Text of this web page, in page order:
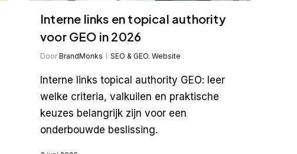
Interne links en topical authority
voor GEO in 2026
Door BrandMonks SEO & GEO, Website
Interne links topical authority GEO: leer
welke criteria, valkuilen en praktische
keuzes belangrijk zijn voor een
onderbouwde beslissing.